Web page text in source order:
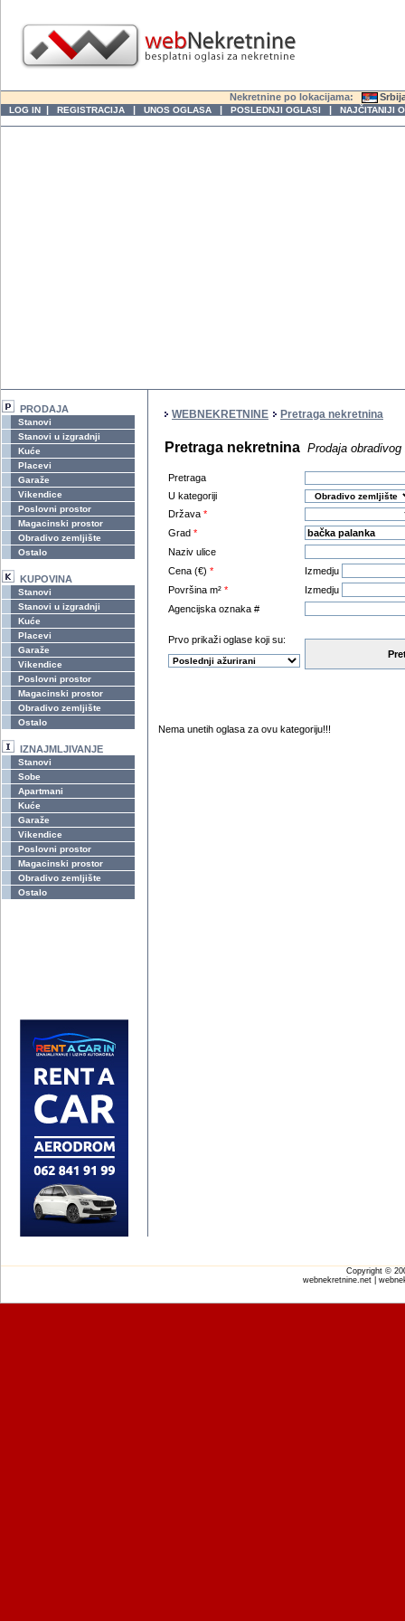
Nekretnine po lokacijama:
LOG IN | REGISTRACIJA | UNOS OGLASA | POSLEDNJI OGLASI | NAJČITANIJI
PRODAJA
Stanovi
Stanovi u izgradnji
Kuće
Placevi
Garaže
Vikendice
Poslovni prostor
Magacinski prostor
Obradivo zemljište
Ostalo
KUPOVINA
Stanovi
Stanovi u izgradnji
Kuće
Placevi
Garaže
Vikendice
Poslovni prostor
Magacinski prostor
Obradivo zemljište
Ostalo
IZNAJMLJIVANJE
Stanovi
Sobe
Apartmani
Kuće
Garaže
Vikendice
Poslovni prostor
Magacinski prostor
Obradivo zemljište
Ostalo
WEBNEKRETNINE Pretraga nekretnina
Pretraga nekretnina Prodaja
Pretraga
U kategoriji
Država *
Grad *
Naziv ulice
Cena (€) *
Izmedju
Površina m² *
Izmedju
Agencijska oznaka #
Prvo prikaži oglase koji su:
Nema unetih oglasa za ovu kategoriju!!!
Copyright ©
webnekretnine.net |